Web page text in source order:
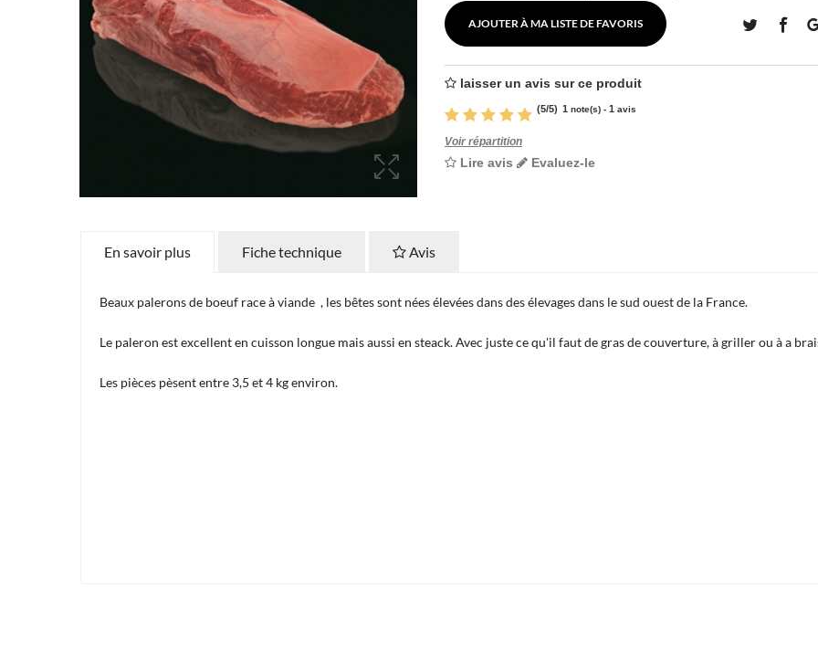
AJOUTER À MA LISTE DE FAVORIS
laisser un avis sur ce produit
(5/5) 1 note(s) - 1 avis
Voir répartition
Lire avis Evaluez-le
En savoir plus Fiche technique Avis
Beaux palerons de boeuf race à viande , les bêtes sont nées élevées dans des élevages dans le sud ouest de la France.
Le paleron est excellent en cuisson longue mais aussi en steack. Avec juste ce qu'il faut de gras de couverture, à griller ou à a
Les pièces pèsent entre 3,5 et 4 kg environ.